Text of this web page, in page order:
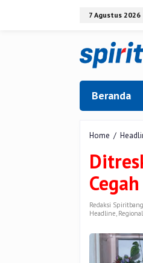
7 Agustus 2026
Beranda
Home /
Redaksi
Headline, Regional